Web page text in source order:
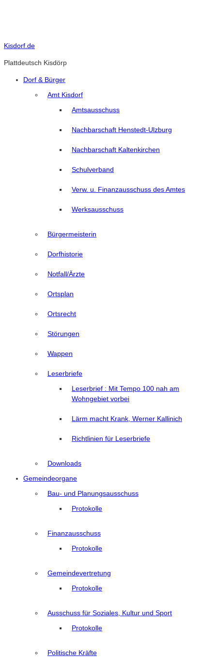
Kisdorf.de
Plattdeutsch Kisdörp
Dorf & Bürger
Amt Kisdorf
Amtsausschuss
Nachbarschaft Henstedt-Ulzburg
Nachbarschaft Kaltenkirchen
Schulverband
Verw. u. Finanzausschuss des Amtes
Werksausschuss
Bürgermeisterin
Dorfhistorie
Notfall/Ärzte
Ortsplan
Ortsrecht
Störungen
Wappen
Leserbriefe
Leserbrief : Mit Tempo 100 nah am
Wohngebiet vorbei
Lärm macht Krank, Werner Kallinich
Richtlinien für Leserbriefe
Downloads
Gemeindeorgane
Bau- und Planungsausschuss
Protokolle
Finanzausschuss
Protokolle
Gemeindevertretung
Protokolle
Ausschuss für Soziales, Kultur und Sport
Protokolle
Politische Kräfte